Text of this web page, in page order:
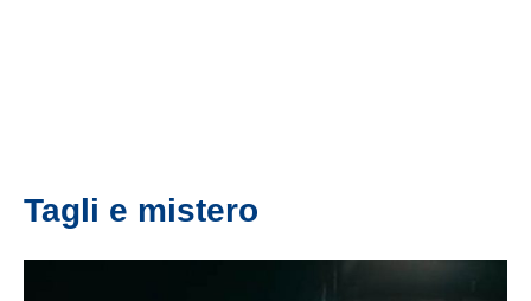
Tagli e mistero